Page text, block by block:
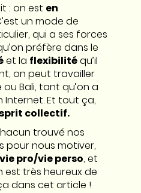
: on est en
un mode de
qui a ses forces
préfère dans le
et la flexibilitéqu’il
on peut travailler
ou Bali, tant qu’on a
Internet. Et tout ça,
collectif.
trouvé nos
pour nous motiver,
pro/vie perso, et
très heureux de
dans cet article !